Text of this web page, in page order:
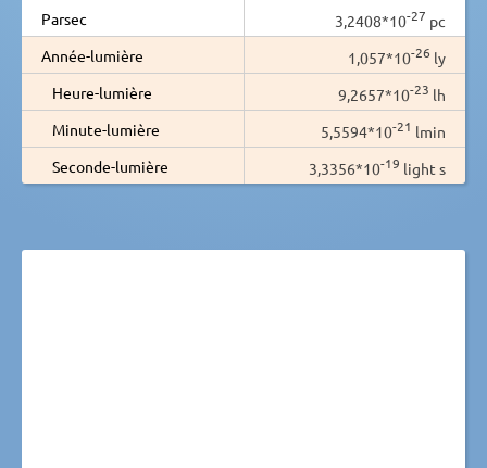
Parsec
3,2408*10-27 pc
Année-lumière
1,057*10-26 ly
Heure-lumière
9,2657*10-23 lh
Minute-lumière
5,5594*10-21 lmin
Seconde-lumière
3,3356*10-19 light s